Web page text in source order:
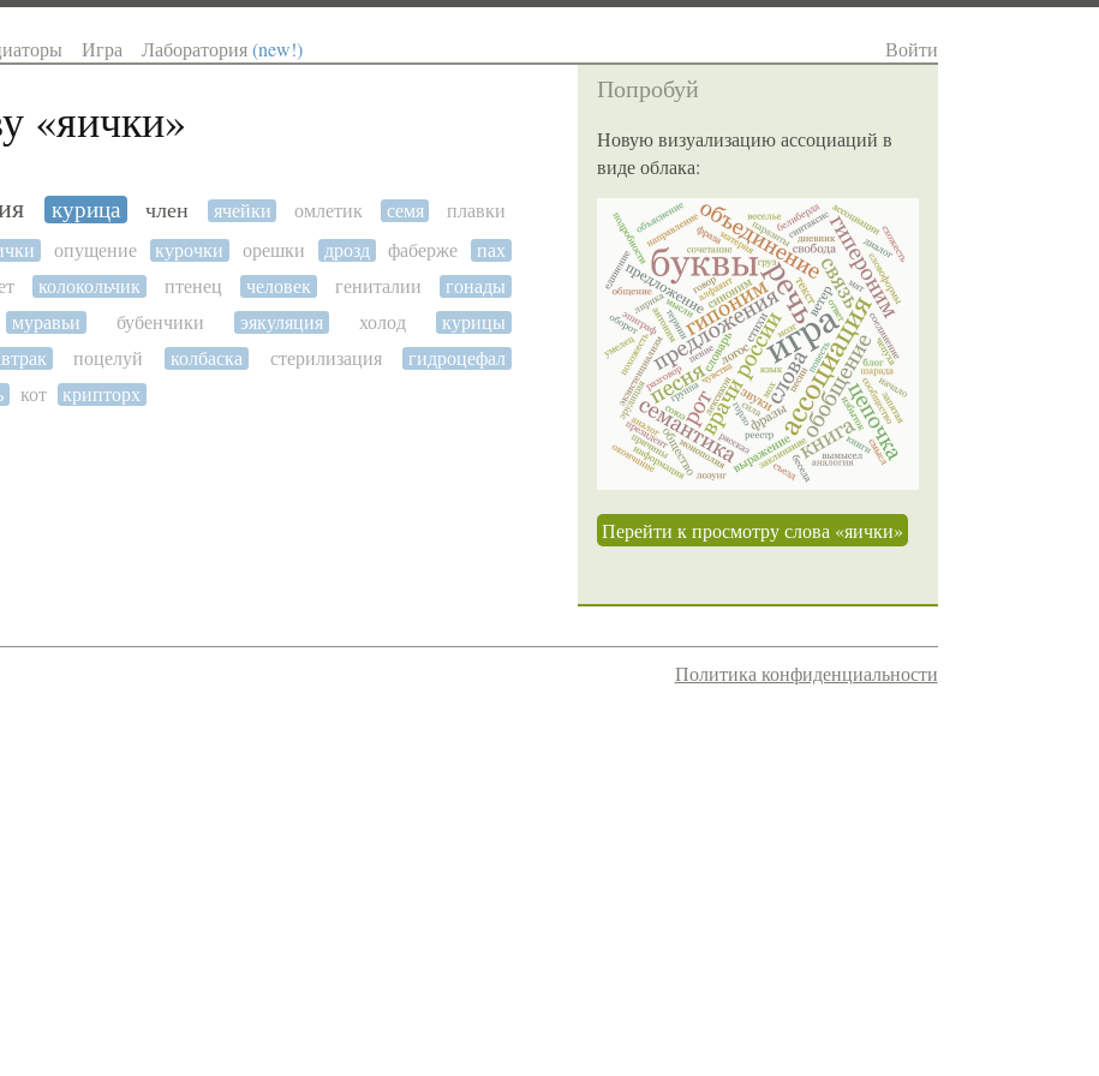
Игра Лаборатория(new!) Войти
«яички»
курица член ячейки омлетик семя
плавки
опущение курочки орешки дрозд фаберже
пах
колокольчик птенец человек гениталии
гонады
муравьи бубенчики эякуляция холод
курицы
поцелуй колбаска стерилизация
гидроцефал
кот крипторх
Попробуй
Новую визуализацию ассоциаций в
виде облака:
Перейти к просмотру слова «яички»
Политика конфиденциальности